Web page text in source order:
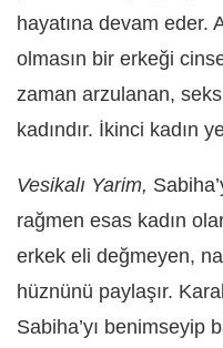
hayatına devam eder.
olmasın bir erkeği
zaman arzulanan,
kadındır. İkinci kadın
Vesikalı Yarim,
rağmen esas kadın
erkek eli değmeyen,
hüznünü paylaşır.
Sabiha’yı benimseyip